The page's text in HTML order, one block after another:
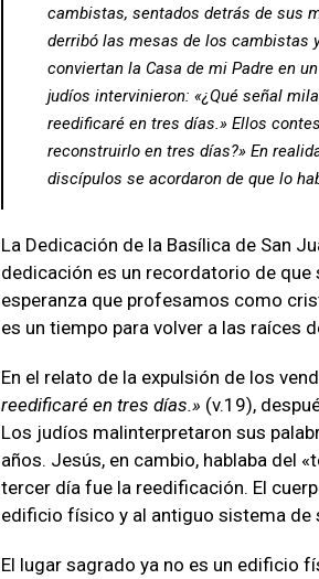
cambistas, sentados detrás de sus
derribó las mesas de los cambistas
conviertan la Casa de mi Padre en
judíos intervinieron: «¿Qué señal
reedificaré en tres días.» Ellos
reconstruirlo en tres días?» En
discípulos se acordaron de que lo
La Dedicación de la Basílica de San
dedicación es un recordatorio de
esperanza que profesamos como
es un tiempo para volver a las raíces
En el relato de la expulsión de los
reedificaré en tres días.» (v.19),
Los judíos malinterpretaron sus
años. Jesús, en cambio, hablaba del
tercer día fue la reedificación. El
edificio físico y al antiguo sistema de
El lugar sagrado ya no es un edificio